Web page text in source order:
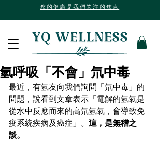
您的健康是我們关注的焦点
氫呼吸「不會」氘中毒
最近，有氫友向我們詢問「氘中毒」的
問題，說看到文章表示「電解的氫氣是
從水中反應而來的高氘氫氣，會導致免
疫系統疾病及癌症」。 這，是無稽之
談。